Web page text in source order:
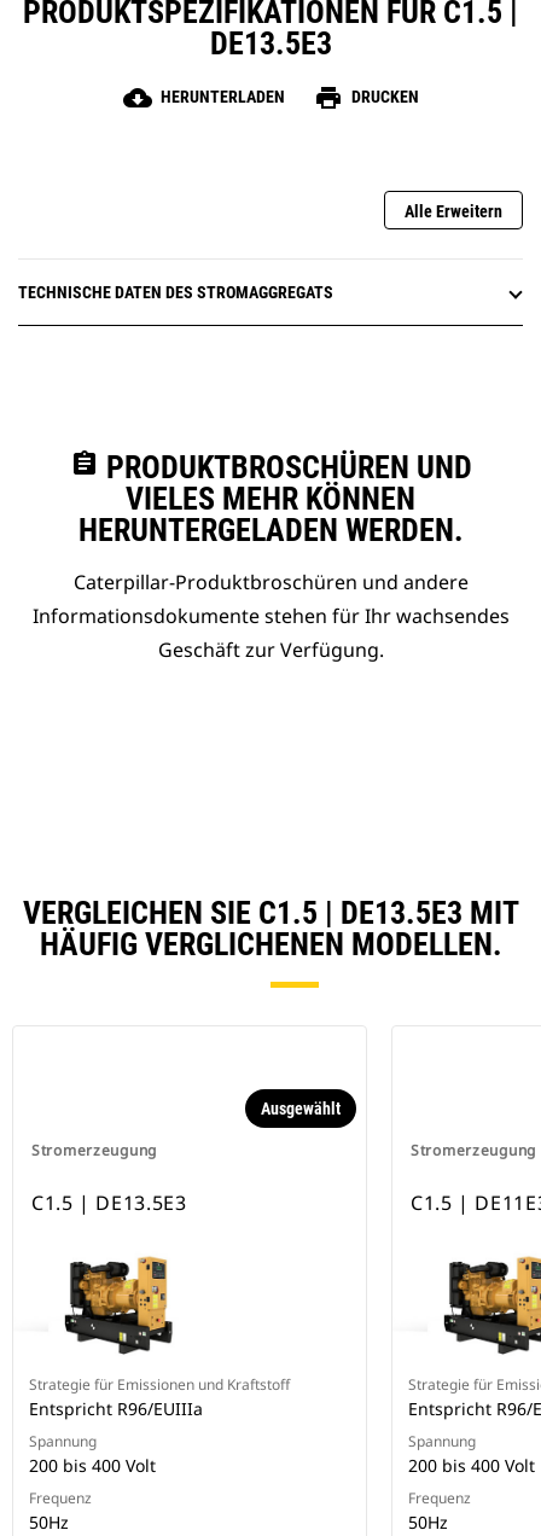
PRODUKTSPEZIFIKATIONEN FÜR C1.5 |
DE13.5E3
cloud_download HERUNTERLADEN print DRUCKEN
Alle Erweitern
TECHNISCHE DATEN DES STROMAGGREGATS
assignment PRODUKTBROSCHÜREN UND
VIELES MEHR KÖNNEN
HERUNTERGELADEN WERDEN.
Caterpillar-Produktbroschüren und andere
Informationsdokumente stehen für Ihr wachsendes
Geschäft zur Verfügung.
VERGLEICHEN SIE C1.5 | DE13.5E3 MIT
HÄUFIG VERGLICHENEN MODELLEN.
Stromerzeugung
Ausgewählt
C1.5 | DE13.5E3
Strategie für Emissionen und Kraftstoff
Entspricht R96/EUIIIa
Spannung
200 bis 400 Volt
Frequenz
50Hz
Stromerzeugung
C1.5 |
Strategie für
Entspricht R96/
Spannung
200 bis 400 Volt
Frequenz
50Hz